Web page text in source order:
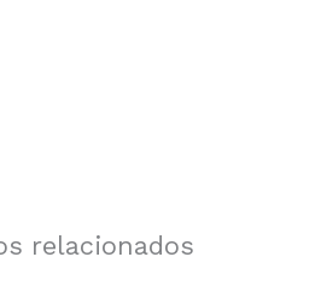
relacionados